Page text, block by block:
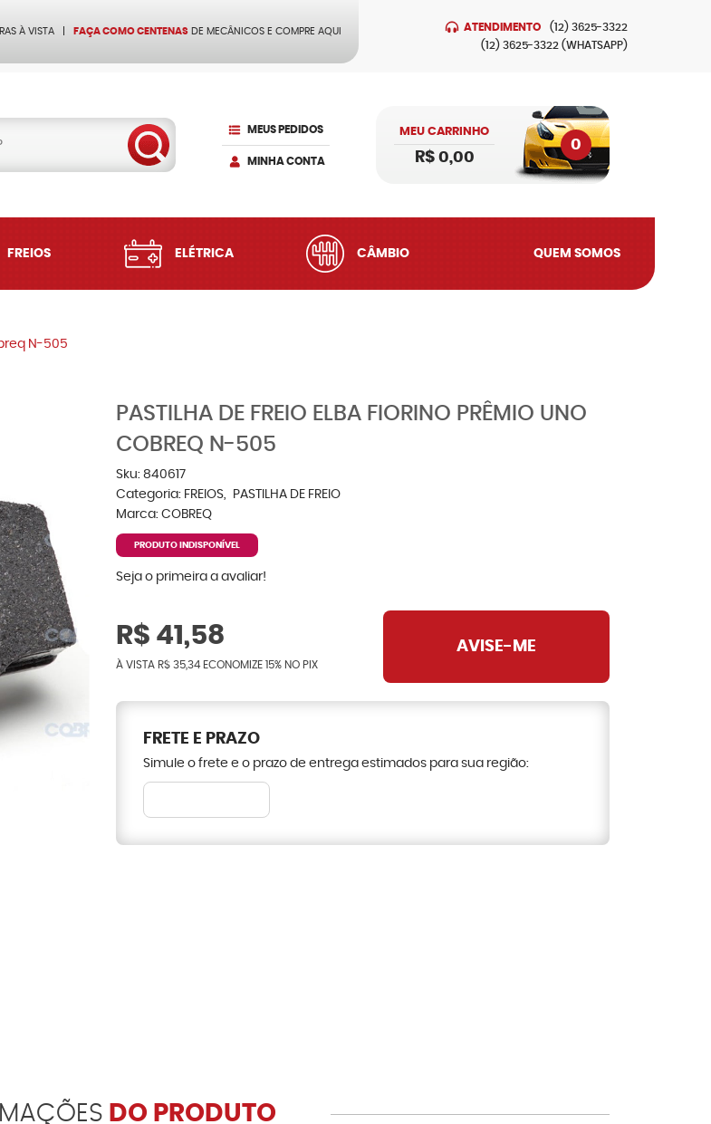
À VISTA FAÇA COMO CENTENAS DE MECÂNICOS E COMPRE AQUI ATENDIMENTO (12) 3625-3322
(12) 3625-3322 (WHATSAPP)
MEUS PEDIDOS
MINHA CONTA
MEU CARRINHO
0
R$ 0,00
FREIOS ELÉTRICA CÂMBIO QUEM SOMOS
N-505
PASTILHA DE FREIO ELBA FIORINO PRÊMIO UNO
COBREQ N-505
Sku: 840617
Categoria: FREIOS
PASTILHA DE FREIO
Marca: COBREQ
PRODUTO INDISPONÍVEL
Seja o primeira a avaliar!
R$ 41,58
À VISTA R$ 35,34ECONOMIZE 15% NO PIX
AVISE-ME
FRETE E PRAZO
Simule o frete e o prazo de entrega estimados para sua região:
DO PRODUTO